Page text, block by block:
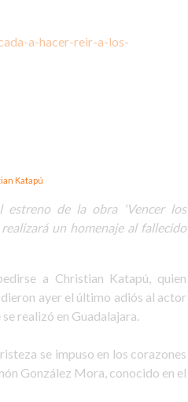
a-hacer-reir-a-los-
Katapú
estreno de la obra 'Vencer los
un homenaje al fallecido
a Christian Katapú, quien
ayer el último adiós al actor
realizó en Guadalajara.
se impuso en los corazones
González Mora, conocido en el